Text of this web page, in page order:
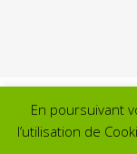
En poursuivant
l’utilisation de